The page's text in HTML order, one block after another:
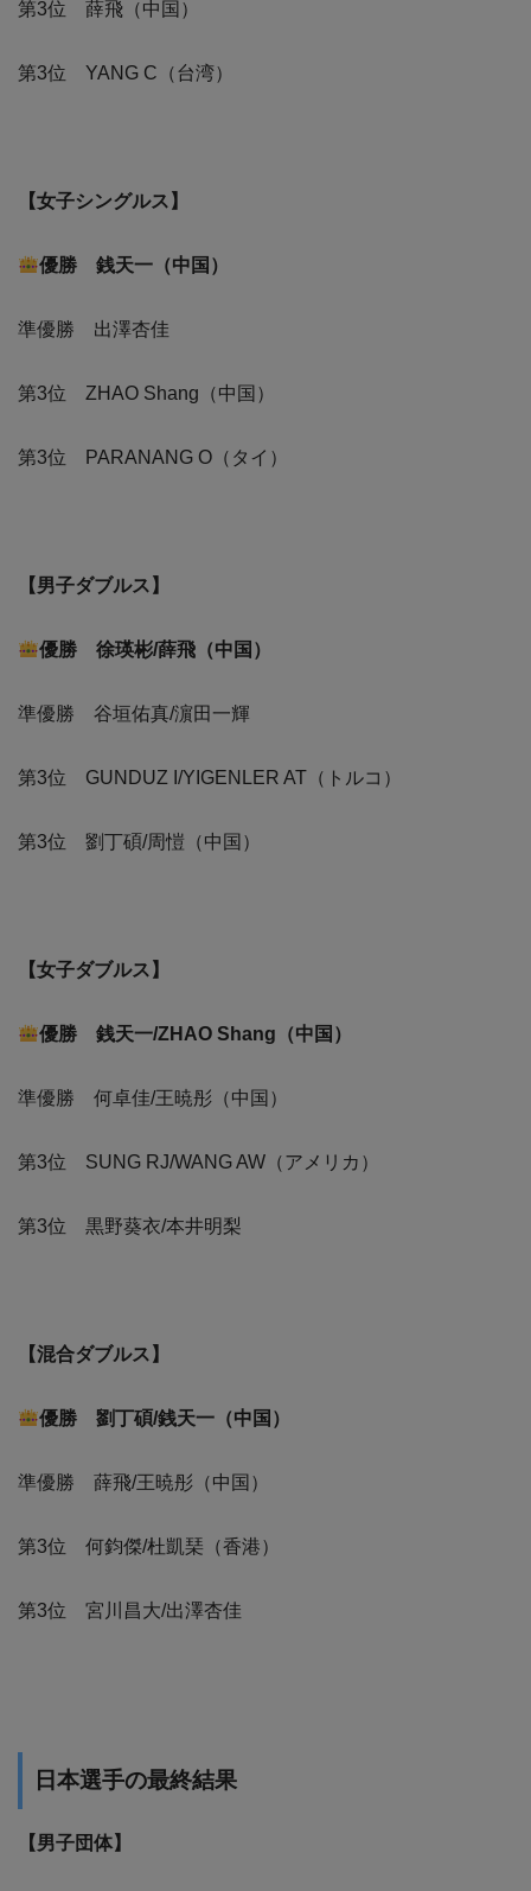
第3位 薛飛（中国）
第3位 YANG C（台湾）
【女子シングルス】
優勝 銭天一（中国）
準優勝 出澤杏佳
第3位 ZHAO Shang（中国）
第3位 PARANANG O（タイ）
【男子ダブルス】
優勝 徐瑛彬/薛飛（中国）
準優勝 谷垣佑真/濵田一輝
第3位 GUNDUZ I/YIGENLER AT（トルコ）
第3位 劉丁碩/周愷（中国）
【女子ダブルス】
優勝 銭天一/ZHAO Shang（中国）
準優勝 何卓佳/王暁彤（中国）
第3位 SUNG RJ/WANG AW（アメリカ）
第3位 黒野葵衣/本井明梨
【混合ダブルス】
優勝 劉丁碩/銭天一（中国）
準優勝 薛飛/王暁彤（中国）
第3位 何鈞傑/杜凱琹（香港）
第3位 宮川昌大/出澤杏佳
日本選手の最終結果
【男子団体】